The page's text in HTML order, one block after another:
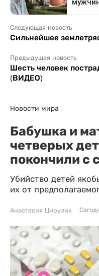
Следующая новость
Сильнейшее
Предыдущая новость
Шесть человек
(ВИДЕО)
Новости мира
Бабушка и
четверых
покончили с
Убийство детей
их от
Анастасия Цирулик